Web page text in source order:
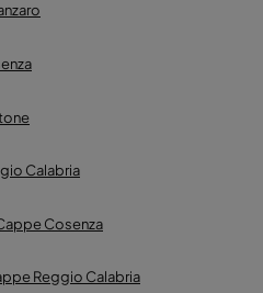
Calabria
Cosenza
Reggio Calabria